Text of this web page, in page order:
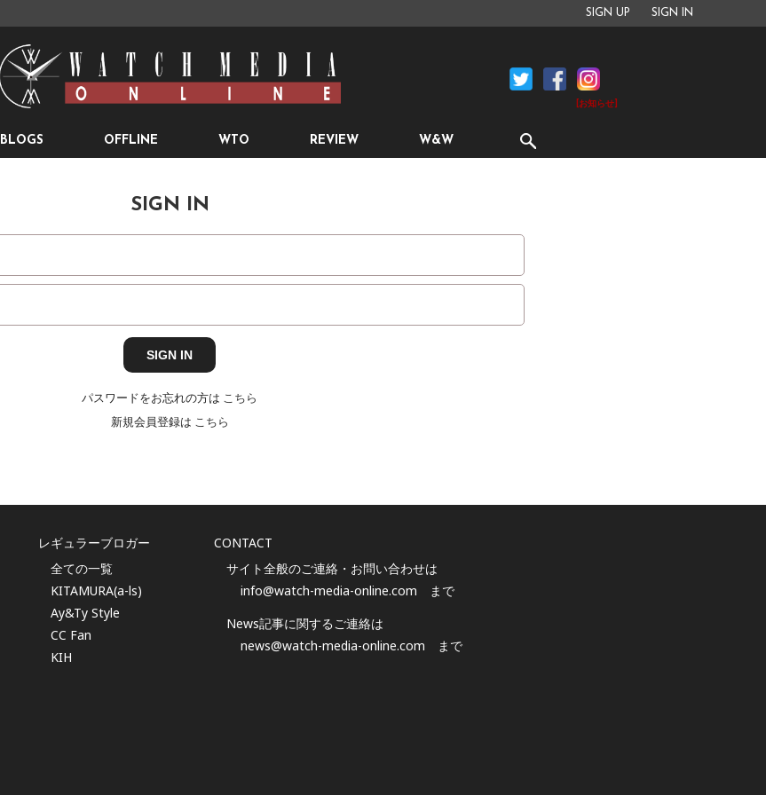
SIGN UP SIGN IN
[お知らせ]
BLOGS OFFLINE WTO REVIEW W&W
SIGN IN
パスワードをお忘れの方は こちら
新規会員登録は こちら
レギュラーブロガー
全ての一覧
KITAMURA(a-ls)
Ay&Ty Style
CC Fan
KIH
CONTACT
サイト全般のご連絡・お問い合わせは
info@watch-media-online.com まで
News記事に関するご連絡は
news@watch-media-online.com まで